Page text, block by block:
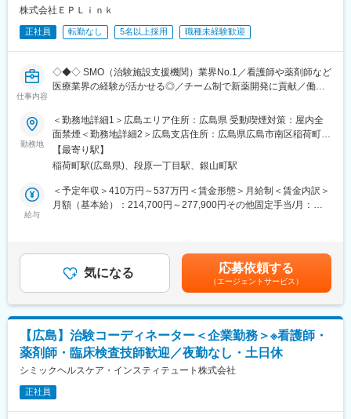
株式会社ＥＰＬｉｎｋ
正社員 転勤なし 5名以上採用 職種未経験歓迎
仕事内容
◇◆◇ SMO（治験施設支援機関）業界No.1／看護師や薬剤師など
医療業界の経験が活かせる◎／チーム制で新薬開発に貢献／働き
【CRC=治験コーディネーターとは？】
病院・クリニックを訪問して、患者様や医師や院内スタッフ、さ
らに製薬企業との連絡・調整役を担います。また、治験を受けて
いただく患者様の相談相手となり、じっくり向き合う仕事です。
【CRCのやりがい】
接聞けることもあります。患者様や医療機関から「ありがとう」
と感謝の言葉をいただけたときの喜びは、ひとしおです。
■午前：
・治験の進捗状況の確認や患者様対応の予定などを、院内の治験
事務局に共有
・来院された患者様の診察や検査に同席し、治験が手順通りに行
われているか、患者様の状態変化が無いかを確認します。
■午後：
・患者様の報告書作成
勤務地
＜勤務地詳細1＞広島エリア住所：広島県 受動喫煙対策：屋内全
面禁煙＜勤務地詳細2＞広島支店住所：広島県広島市南区稲荷町4-
1 広島稲荷町NKビル 4階勤務地最寄駅：広島電鉄線／稲荷町駅受
動喫煙対策：屋内全面禁煙変更の範囲：会社の定める事業所
【最寄り駅】
稲荷町駅(広島県)、段原一丁目駅、銀山町駅
給与
＜予定年収＞410万円～537万円＜賃金形態＞月給制＜賃金内訳＞
月額（基本給）：214,700円～277,900円その他固定手当/月：
CRC手当・休日連絡対応手当■賞与：年2回（6月、12月）／昇
給：年1回（10月）※業績に応じ、決算賞与（秋季賞与）支給の場
合あり（10月）■時間外・休日出勤手当等の割増賃金は別途支給
賃金はあくまでも目安の金額であり、選考を通じて上下する可能
性があります。月給(月額)は固定手当を含めた表記です。
気になる 応募依頼する
（エージェントサービス）
【広島】治験コーディネーター＜企業勤務＞※看護師・
薬剤師・臨床検査技師歓迎／夜勤なし・土日休
シミックヘルスケア・インスティテュート株式会社
正社員